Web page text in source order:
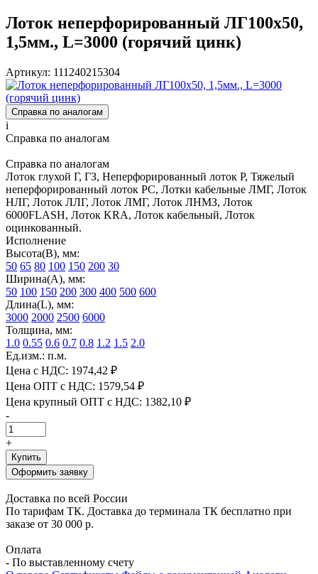
Лоток неперфорированный ЛГ100х50,
1,5мм., L=3000 (горячий цинк)
Артикул: 111240215304
Справка по аналогам
i
Справка по аналогам
Справка по аналогам
Лоток глухой Г, ГЗ, Неперфорированный лоток Р, Тяжелый
неперфорированный лоток РС, Лотки кабельные ЛМГ, Лоток
НЛГ, Лоток ЛЛГ, Лоток ЛМГ, Лоток ЛНМЗ, Лоток
6000FLASH, Лоток KRA, Лоток кабельный, Лоток
оцинкованный.
Исполнение
Высота(В), мм:
50 65 80 100 150 200 30
Ширина(А), мм:
50 100 150 200 300 400 500 600
Длина(L), мм:
3000 2000 2500 6000
Толщина, мм:
1.0 0.55 0.6 0.7 0.8 1.2 1.5 2.0
Ед.изм.: п.м.
Цена с НДС: 1974,42 ₽
Цена ОПТ с НДС: 1579,54 ₽
Цена крупный ОПТ с НДС: 1382,10 ₽
-
+
Купить
Оформить заявку
Доставка по всей России
По тарифам ТК. Доставка до терминала ТК бесплатно при
заказе от 30 000 р.
Оплата
- По выставленному счету